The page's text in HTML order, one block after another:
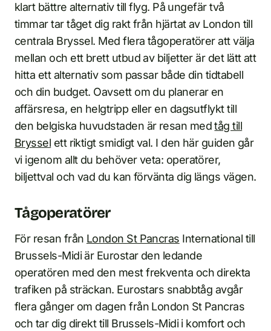
klart bättre alternativ till flyg. På ungefär två
timmar tar tåget dig rakt från hjärtat av London till
centrala Bryssel. Med flera tågoperatörer att välja
mellan och ett brett utbud av biljetter är det lätt att
hitta ett alternativ som passar både din tidtabell
och din budget. Oavsett om du planerar en
affärsresa, en helgtripp eller en dagsutflykt till
den belgiska huvudstaden är resan medtåg till
Bryssel ett riktigt smidigt val. I den här guiden går
vi igenom allt du behöver veta: operatörer,
biljettval och vad du kan förvänta dig längs vägen.
Tågoperatörer
För resan från London St Pancras International till
Brussels-Midi är Eurostar den ledande
operatören med den mest frekventa och direkta
trafiken på sträckan. Eurostars snabbtåg avgår
flera gånger om dagen från London St Pancras
och tar dig direkt till Brussels-Midi i komfort och